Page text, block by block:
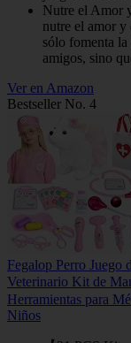
Nutre el Amor
nutre el amor
sólo fomenta
amigos, sino
Ver en Amazon
Bestseller No. 4
Fegalop Perro Juego
Veterinario Kit de
Herramientas para
Niños